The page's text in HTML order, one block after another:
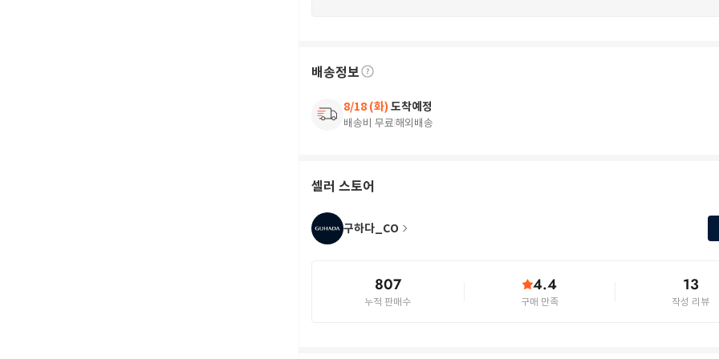
배송정보
8/18 (화) 도착예정
배송비 무료해외배송
셀러 스토어
구하다_CO
807
누적 판매수
4.4
구매 만족
13
작성 리뷰